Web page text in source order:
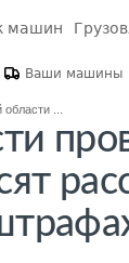
машин
Ваши машины
...